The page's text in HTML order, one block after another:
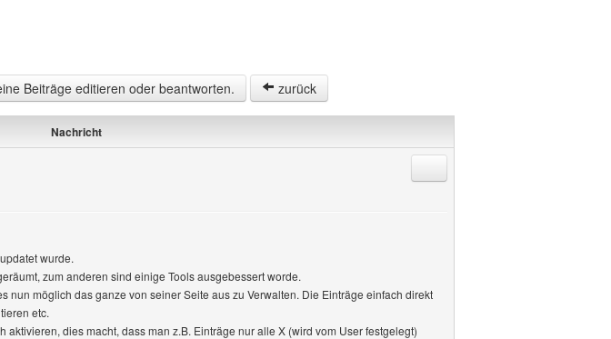
Beiträge editieren oder beantworten. zurück
Nachricht
wurde.
zum anderen sind einige Tools ausgebessert worde.
nun möglich das ganze von seiner Seite aus zu Verwalten. Die Einträge einfach direkt
etc.
dies macht, dass man z.B. Einträge nur alle X (wird vom User festgelegt)